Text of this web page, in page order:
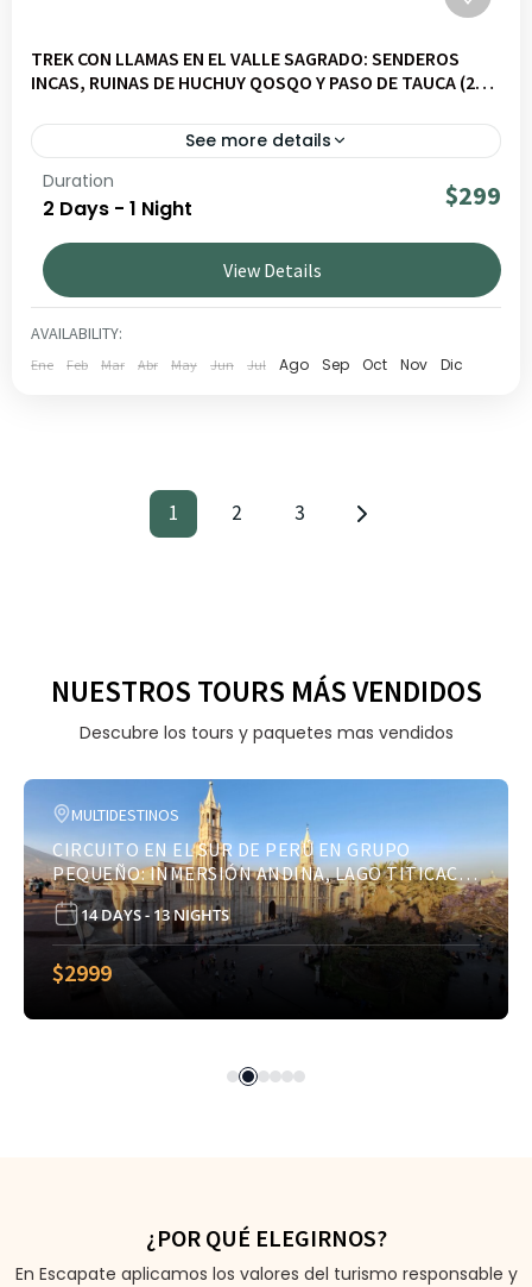
TREK CON LLAMAS EN EL VALLE SAGRADO: SENDEROS
INCAS, RUINAS DE HUCHUY QOSQO Y PASO DE TAUCA (2
See more details
Descubre Huchuy Qosqo con Llamas en un viaje por
paisajes andinos, cultura viva y comunidades locales.
Ideal para viajeros que buscan experiencias auténticas y
responsables en Perú.
CUSCO
MEDIO
1 PERSON
Duration
2 Days - 1 Night $299
View Details
AVAILABILITY:
Ene Feb Mar Abr May Jun Jul Ago Sep Oct Nov Dic
1 2 3
NUESTROS TOURS MÁS VENDIDOS
Descubre los tours y paquetes mas vendidos
MULTIDESTINOS
CIRCUITO EN EL SUR DE PERÚ EN GRUPO
PEQUEÑO: INMERSIÓN ANDINA, LAGO TITICACA
Y MACHU PICCHU
14 DAYS - 13 NIGHTS
$2999
¿POR QUÉ ELEGIRNOS?
En Escapate aplicamos los valores del turismo responsable y